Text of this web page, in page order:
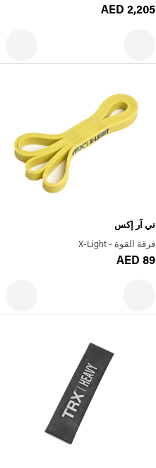
AED 2,205
تي آر إكس
فرقة القوة - X-Light
AED 89